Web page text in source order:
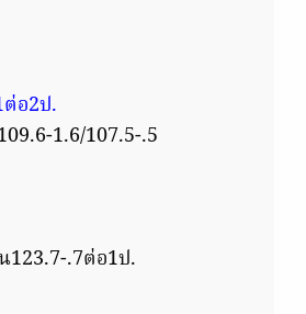
อ2ป.
1.6/107.5-.5
123.7-.7ต่อ1ป.